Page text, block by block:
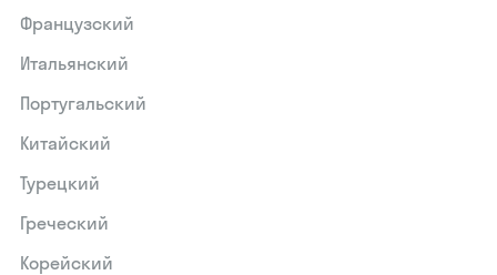
Французский
Итальянский
Португальский
Китайский
Турецкий
Греческий
Корейский